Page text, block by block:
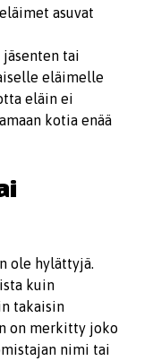
asuvat
tai
eläimelle
eläin ei
kotia enää
ole hylättyjä.
kuin
takaisin
on merkitty joko
nimi tai